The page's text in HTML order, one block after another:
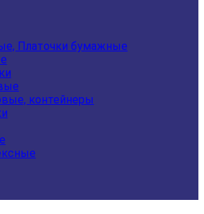
Платочки бумажные
контейнеры